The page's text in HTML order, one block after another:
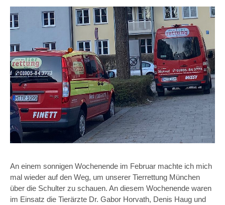
An einem sonnigen Wochenende im Februar machte ich mich
mal wieder auf den Weg, um unserer Tierrettung München
über die Schulter zu schauen. An diesem Wochenende waren
im Einsatz die Tierärzte Dr. Gabor Horvath, Denis Haug und